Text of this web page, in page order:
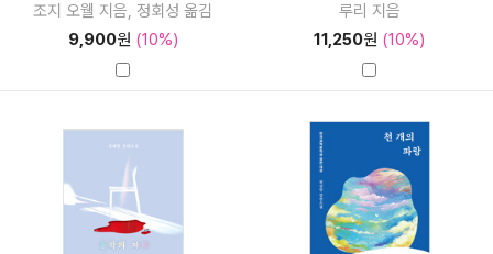
조지 오웰 지음, 정회성 옮김
9,900원 (10%)
루리 지음
11,250원 (10%)